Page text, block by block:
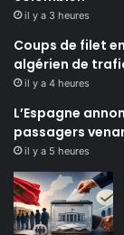
il y a 3 heures
Coups de filet
algérien de
il y a 4 heures
L’Espagne
passagers
il y a 5 heures